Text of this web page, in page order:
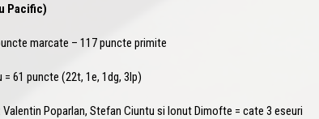
Pacific)
marcate – 117 puncte primite
= 61 puncte (22t, 1e, 1dg, 3lp)
Valentin Poparlan, Stefan Ciuntu si Ionut Dimofte = cate 3 eseuri